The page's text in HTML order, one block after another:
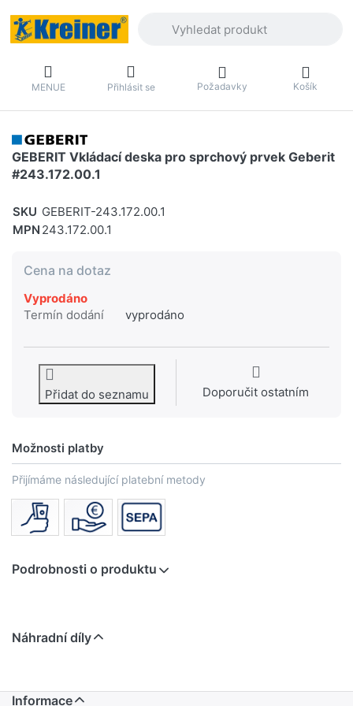
MENUE Přihlásit se Požadavky Košík
GEBERIT Vkládací deska pro sprchový prvek Geberit
#243.172.00.1
SKU GEBERIT-243.172.00.1
MPN 243.172.00.1
Cena na dotaz
Vyprodáno
Termín dodání
vyprodáno
Přidat do seznamu Doporučit ostatním
Možnosti platby
Přijímáme následující platební metody
Podrobnosti o produktu
Náhradní díly
Informace